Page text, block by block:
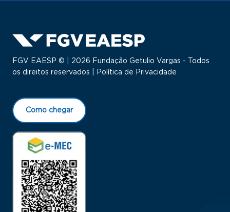
FGV EAESP © | 2026 Fundação Getulio Vargas - Todos
os direitos reservados |
Política de Privacidade
Como chegar